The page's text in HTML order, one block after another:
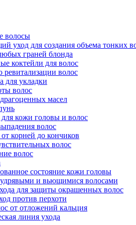
волосы
уход для создания объема тонких
граней блонда
коктейли для волос
ревитализации волос
для укладки
волос
масел
кожи головы и волос
волос
корней до кончиков
волос
волос
состояние кожи головы
и вьющимися волосами
для защиты окрашенных волос
против перхоти
от отложений кальция
линия ухода